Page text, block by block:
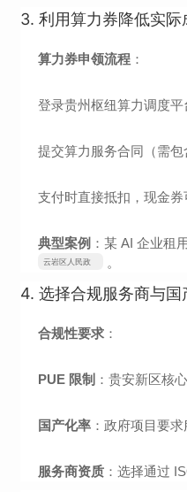
3.利用算力券降低实际
算力券申领流程 ：
登录贵州枢纽算力调度平
提交算力服务合同（需
支付时直接抵扣，现金
典型案例 ：某 AI 企业租
云岩区人民政
。
4.选择合规服务商与国
合规性要求 ：
PUE 限制 ：贵安新区核
国产化率 ：政府项目要
服务商资质 ：选择通过